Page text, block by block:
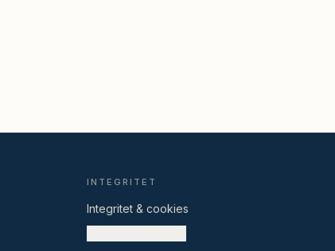
INTEGRITET
Integritet & cookies
Hej! Jag är Equ used-assistenten —
fråga mig om frakt, retur, betalning,
sortimentet eller hur det går till att lämna